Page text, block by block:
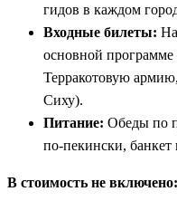
гидов в каждом
Входные билеты:
основной
Терракотовую
Сиху).
Питание: Обеды по
по-пекински, банкет
В стоимость не включено: